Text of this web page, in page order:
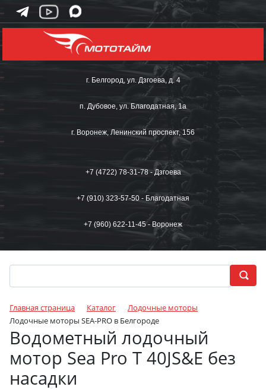
г. Белгород, ул. Дзгоева, д. 4
п. Дубовое, ул. Благодатная, 1а
г. Воронеж, Ленинский проспект, 156
+7 (4722) 78-31-78 - Дзгоева
+7 (910) 323-57-50 - Благодатная
+7 (960) 622-11-45 - Воронеж
Главная страница Каталог
Лодочные моторы
Лодочные моторы SEA-PRO в Белгороде
Водометный лодочный
мотор Sea Pro Т 40JS&E без
насадки